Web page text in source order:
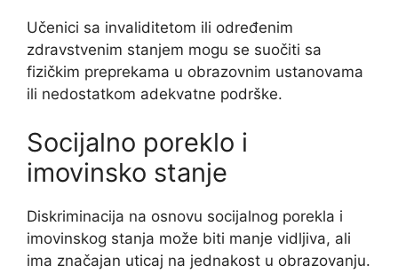
Učenici sa invaliditetom ili određenim
zdravstvenim stanjem mogu se suočiti sa
fizičkim preprekama u obrazovnim ustanovama
ili nedostatkom adekvatne podrške.
Socijalno poreklo i
imovinsko stanje
Diskriminacija na osnovu socijalnog porekla i
imovinskog stanja može biti manje vidljiva, ali
ima značajan uticaj na jednakost u obrazovanju.